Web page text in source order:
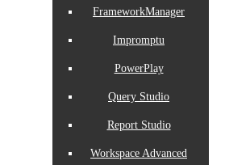
FrameworkManager
Impromptu
PowerPlay
Query Studio
Report Studio
Workspace Advanced